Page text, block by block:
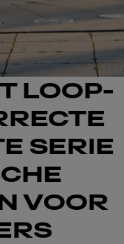
LOOP-
SERIE
VOOR